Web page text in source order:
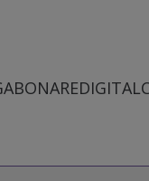
ABONAREDIGITAL